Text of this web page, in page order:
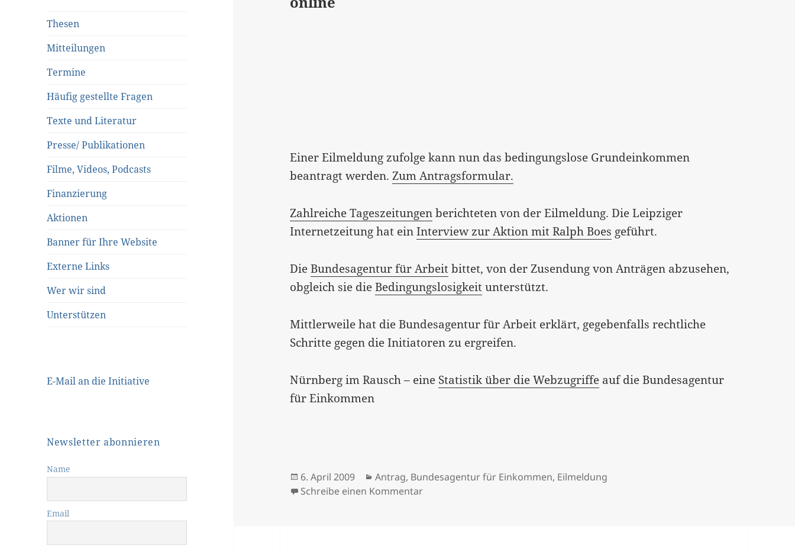
Thesen
Mitteilungen
Termine
Häufig gestellte Fragen
Texte und Literatur
Presse/ Publikationen
Filme, Videos, Podcasts
Finanzierung
Aktionen
Banner für Ihre Website
Externe Links
Wer wir sind
Unterstützen
E-Mail an die Initiative
Newsletter abonnieren
Name
Email
Einer Eilmeldung zufolge kann nun das bedingungslose Grundeinkommen
beantragt werden.Zum Antragsformular.
Zahlreiche Tageszeitungenberichteten von der Eilmeldung. Die Leipziger
Internetzeitung hat einInterview zur Aktion mit Ralph Boes geführt.
DieBundesagentur für Arbeitbittet, von der Zusendung von Anträgen abzusehen,
obgleich sie dieBedingungslosigkeitunterstützt.
Mittlerweile hat die Bundesagentur für Arbeit erklärt, gegebenfalls rechtliche
Schritte gegen die Initiatoren zu ergreifen.
Nürnberg im Rausch – eine Statistik über die Webzugriffe auf die Bundesagentur
für Einkommen
Veröffentlicht
am
6. April 2009 Kategorien
Antrag, Bundesagentur für Einkommen, Eilmeldung
Schreibe einen Kommentarzu Antrag auf bedingungsloses Grundeinkommen – Formular online